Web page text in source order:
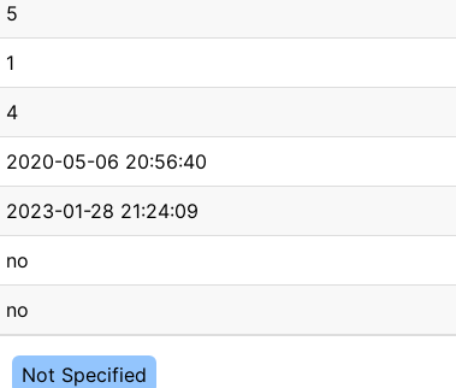
5
1
4
2020-05-06 20:56:40
2023-01-28 21:24:09
no
no
Not Specified